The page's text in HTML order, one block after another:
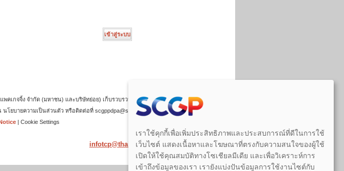
เกจจิ้ง จำกัด (มหาชน) และบริษัทย่อย) เก็บรวบรวมไว้ก่อนวันที่พระราชบัญญัติคุ้มครอง
ยบายความเป็นส่วนตัว หรือติดต่อที่ scgppdpa@scg.com
| Cookie Settings
infotcp@thaicane.com
เราใช้คุกกี้เพื่อเพิ่มประสิทธิภาพและประสบการณ์ที่ดีในการใช้
เว็บไซต์ แสดงเนื้อหาและโฆษณาที่ตรงกับความสนใจของผู้ใช้
เปิดให้ใช้คุณสมบัติทางโซเชียลมีเดีย และเพื่อวิเคราะห์การ
เข้าถึงข้อมูลของเรา เรายังแบ่งปันข้อมูลการใช้งานไซต์กับ